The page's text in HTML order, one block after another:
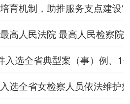
育机制，助推服务支点建设“
高人民法院 最高人民检察
入选全省典型案（事）例、1
选全省女检察人员依法维护